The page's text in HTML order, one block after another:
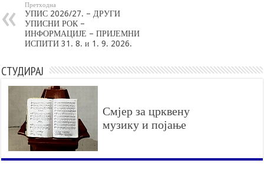
Претходна
УПИС 2026/27. – ДРУГИ
УПИСНИ РОК –
ИНФОРМАЦИЈЕ – ПРИЈЕМНИ
ИСПИТИ 31. 8. и 1. 9. 2026.
СТУДИРАЈ
Смјер за црквену
музику и појање